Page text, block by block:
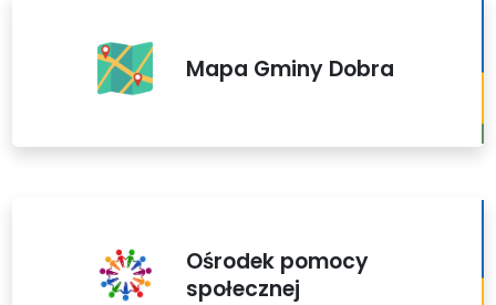
Mapa Gminy Dobra
Ośrodek pomocy
społecznej